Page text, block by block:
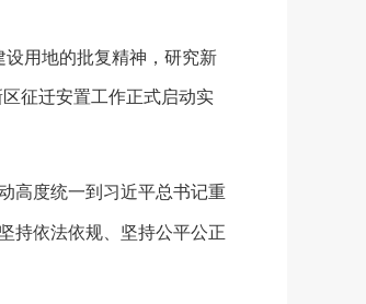
用地的批复精神，研究新
征迁安置工作正式启动实
高度统一到习近平总书记重
持依法依规、坚持公平公正